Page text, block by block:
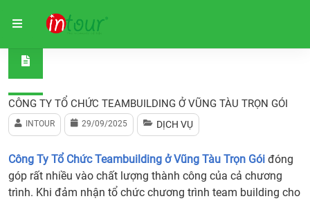
Trang chủ Dịch vụ
CÔNG TY TỔ CHỨC TEAMBUILDING Ở VŨNG TÀU TRỌN GÓI
INTOUR 29/09/2025 DỊCH VỤ
Công Ty Tổ Chức Teambuilding ở Vũng Tàu Trọn Gói đóng
góp rất nhiều vào chất lượng thành công của cả chương
trình. Khi đảm nhận tổ chức chương trình team building cho